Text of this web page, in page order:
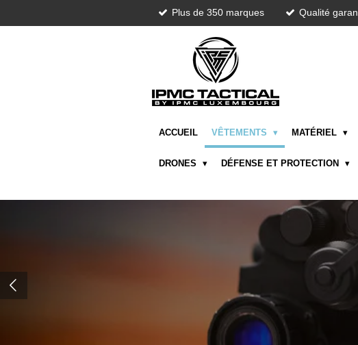
au
Plus de 350 marques Qualité
ACCUEIL VÊTEMENTS MATÉRIEL
DRONES DÉFENSE ET PROTECTION